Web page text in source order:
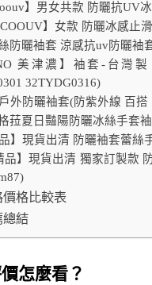
】男女共款 防曬抗UV
COOUV】女款 防曬冰感止
防曬袖套 涼感抗uv防曬袖
美津濃】袖套-台灣
32TYDG0316)
外防曬袖套(防紫外線 百
菈夏日豔陽防曬冰絲手套
品】現貨出清 防曬袖套蕾
品】現貨出清 獨家訂製款
格比較表
總結
怎麼看？